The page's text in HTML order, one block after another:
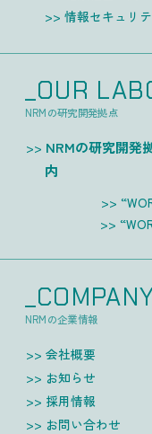
情報セキュリ
_OUR
NRMの研究開発拠点
NRMの研究開発
内
NRMの企業情報
会社概要
お知らせ
採用情報
お問い合わせ